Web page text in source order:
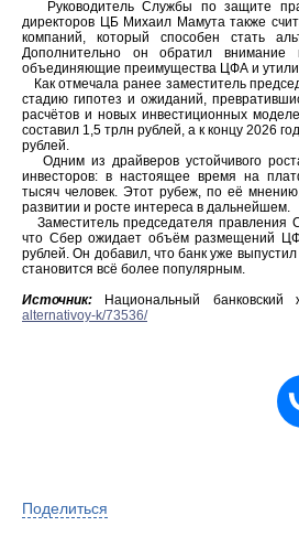
Руководитель Службы по защите
директоров ЦБ Михаил Мамута также
компаний, который способен стать
Дополнительно он обратил внимание
объединяющие преимущества ЦФА и
Как отмечала ранее заместитель
стадию гипотез и ожиданий,
расчётов и новых инвестиционных
составил 1,5 трлн рублей, а к концу 2026
рублей.
Одним из драйверов устойчивого
инвесторов: в настоящее время на
тысяч человек. Этот рубеж, по её
развитии и росте интереса в дальнейшем.
Заместитель председателя
что Сбер ожидает объём размещений
рублей. Он добавил, что банк уже
становится всё более популярным.
Источник: Национальный банковский
alternativoy-k/73536/
Поделиться